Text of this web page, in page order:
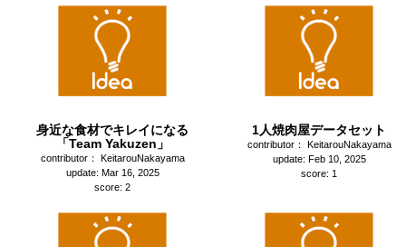
身近な食材でキレイになる
「Team Yakuzen」
contributor： KeitarouNakayama
update: Mar 16, 2025
score: 2
1人焼肉屋データセット
contributor： KeitarouNakayama
update: Feb 10, 2025
score: 1